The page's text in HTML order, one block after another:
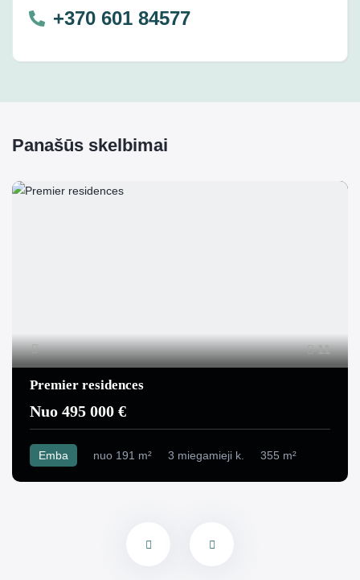
+370 601 84577
Panašūs skelbimai
11
Premier residences
Nuo 495 000 €
Emba nuo 191 m² 3 miegamieji k. 355 m²